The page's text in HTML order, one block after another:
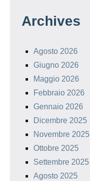
Archives
Agosto 2026
Giugno 2026
Maggio 2026
Febbraio 2026
Gennaio 2026
Dicembre 2025
Novembre 2025
Ottobre 2025
Settembre 2025
Agosto 2025